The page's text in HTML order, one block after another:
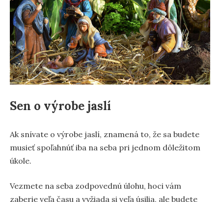
Sen o výrobe jaslí
Ak snívate o výrobe jaslí, znamená to, že sa budete
musieť spoľahnúť iba na seba pri jednom dôležitom
úkole.
Vezmete na seba zodpovednú úlohu, hoci vám
zaberie veľa času a vyžiada si veľa úsilia, ale budete